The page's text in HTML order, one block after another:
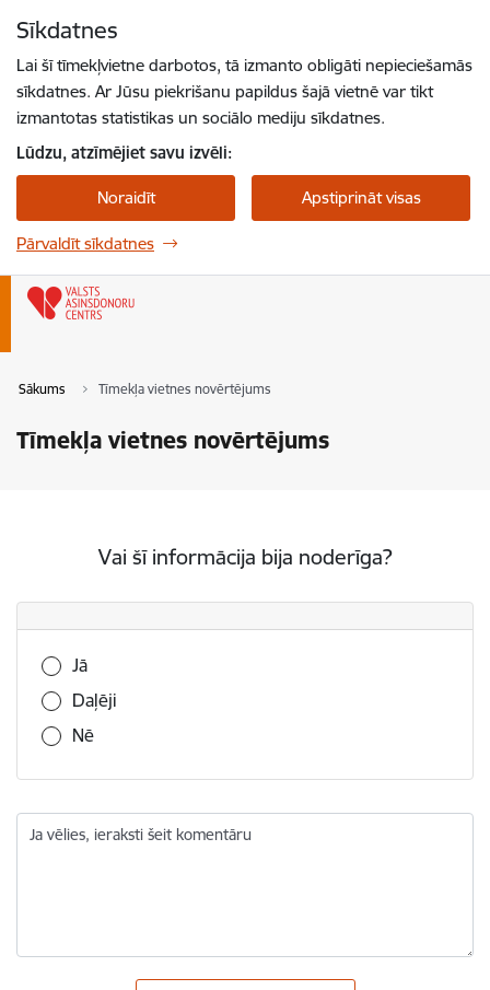
Sīkdatnes
Lai šī tīmekļvietne darbotos, tā izmanto obligāti nepieciešamās
sīkdatnes. Ar Jūsu piekrišanu papildus šajā vietnē var tikt
izmantotas statistikas un sociālo mediju sīkdatnes.
Lūdzu, atzīmējiet savu izvēli:
Noraidīt Apstiprināt visas
Pārvaldīt sīkdatnes
Sākums Tīmekļa vietnes novērtējums
Tīmekļa vietnes novērtējums
Vai šī informācija bija noderīga?
Vai šī informācija bija noderīga?
Jā
Daļēji
Nē
Ja vēlies, ieraksti šeit komentāru